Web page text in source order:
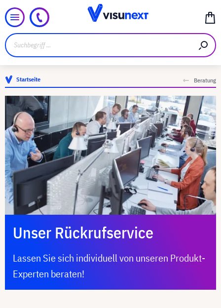
Startseite Beratung
Unser Rückrufservice
Lassen Sie sich individuell von unseren Produkt-
Experten beraten!